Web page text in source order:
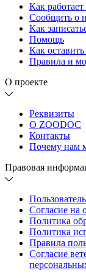
Как
Сообщить о
Как
Помощь
Как
Правила и
О проекте
Реквизиты
О ZOODOC
Контакты
Почему нам
Правовая
Согласие на
Политика
Политика
Правила
Согласие